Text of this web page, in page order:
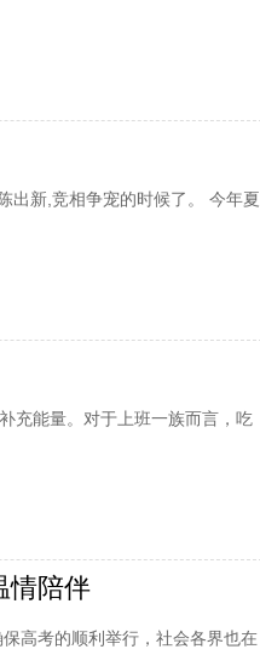
出新,竞相争宠的时候了。 今年夏
充能量。对于上班一族而言，吃
情陪伴
高考的顺利举行，社会各界也在